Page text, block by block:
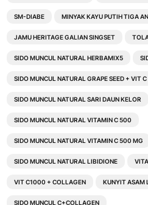
SM-DIABE MINYAK KAYU PUTIH TIGA
JAMU HERITAGE GALIAN SINGSET
SIDO MUNCUL NATURAL HERBAMIX5
SIDO MUNCUL NATURAL GRAPE SEED + VIT C
SIDO MUNCUL NATURAL SARI DAUN KELOR
SIDO MUNCUL NATURAL VITAMIN C 500
SIDO MUNCUL NATURAL VITAMIN C 500 MG
SIDO MUNCUL NATURAL LIBIDIONE
VIT C1000 + COLLAGEN KUNYIT ASAM
SIDO MUNCUL C+COLLAGEN